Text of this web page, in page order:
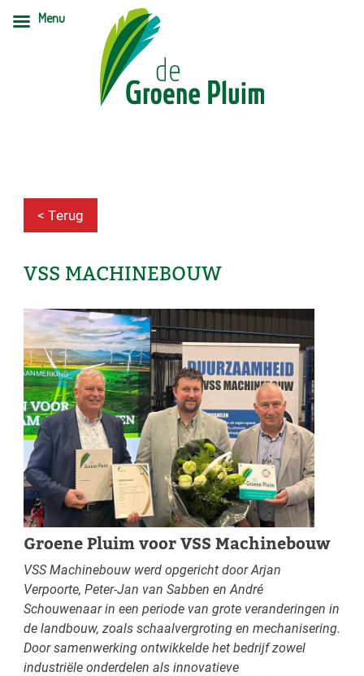
< Terug
VSS MACHINEBOUW
Groene Pluim voor VSS Machinebouw
VSS Machinebouw werd opgericht door Arjan
Verpoorte, Peter-Jan van Sabben en André
Schouwenaar in een periode van grote veranderingen in
de landbouw, zoals schaalvergroting en mechanisering.
Door samenwerking ontwikkelde het bedrijf zowel
industriële onderdelen als innovatieve
Menu